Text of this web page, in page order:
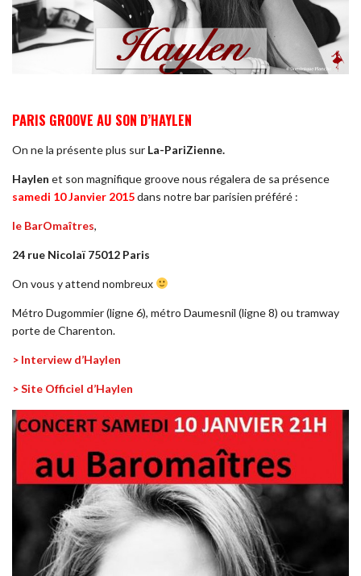
PARIS GROOVE AU SON D’HAYLEN
On ne la présente plus sur La-PariZienne.
Haylen et son magnifique groove nous régalera de sa présence
samedi 10 Janvier 2015dans notre bar parisien préféré :
le BarOmaîtres,
24 rue Nicolaï 75012 Paris
On vous y attend nombreux
Métro Dugommier (ligne 6), métro Daumesnil (ligne 8) ou tramway
porte de Charenton.
> Interview d’Haylen
> Site Officiel d’Haylen